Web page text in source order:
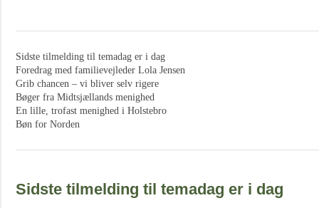
Sidste tilmelding til temadag er i dag
Foredrag med familievejleder Lola Jensen
Grib chancen – vi bliver selv rigere
Bøger fra Midtsjællands menighed
En lille, trofast menighed i Holstebro
Bøn for Norden
Sidste tilmelding til temadag er i dag